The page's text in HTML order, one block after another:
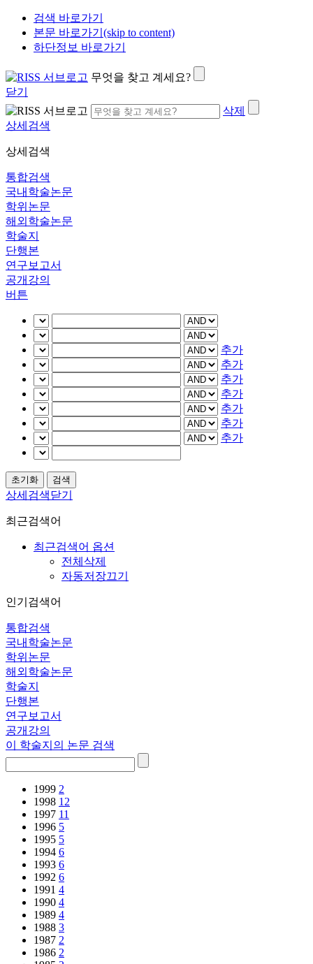
검색 바로가기
본문 바로가기(skip to content)
하단정보 바로가기
무엇을 찾고 계세요?
닫기
삭제
상세검색
상세검색
통합검색
국내학술논문
학위논문
해외학술논문
학술지
단행본
연구보고서
공개강의
버튼
추가
추가
추가
추가
추가
추가
추가
상세검색닫기
최근검색어
최근검색어 옵션
전체삭제
자동저장끄기
인기검색어
통합검색
국내학술논문
학위논문
해외학술논문
학술지
단행본
연구보고서
공개강의
이 학술지의 논문 검색
1999 2
1998 12
1997 11
1996 5
1995 5
1994 6
1993 6
1992 6
1991 4
1990 4
1989 4
1988 3
1987 2
1986 2